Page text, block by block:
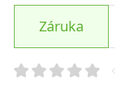
Záruka